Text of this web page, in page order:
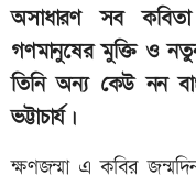
অসাধারণ সব
গণমানুষের মুক্তি ও
তিনি অন্য কেউ নন
ভট্টাচার্য।
ক্ষণজন্মা এ কবির